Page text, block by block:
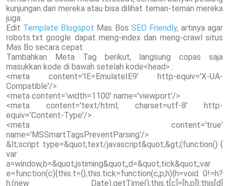
kunjungan dari mereka atau bisa dilihat teman-teman mereka
juga.
Edit Template Blogspot Mas Bos SEO Friendly, artinya agar
robots.txt google dapat meng-index dan meng-crawl situs
Mas Bo secara cepat.
Tambahkan Meta Tag berikut, langsung copas saja
masukkan kode di bawah setelah kode<head> :
<meta content='IE=EmulateIE9' http-equiv='X-UA-
Compatible'/>
<meta content='width=1100' name='viewport'/>
<meta content='text/html; charset=utf-8' http-
equiv='Content-Type'/>
<meta content='true'
name='MSSmartTagsPreventParsing'/>
&lt;script type=&quot;text/javascript&quot;&gt;(function() {
var
a=window,b=&quot;jstiming&quot;,d=&quot;tick&quot;;var
e=function(c){this.t={};this.tick=function(c,p,h){h=void 0!=h?
h:(new Date).getTime();this.t[c]=[h,p]};this[d]